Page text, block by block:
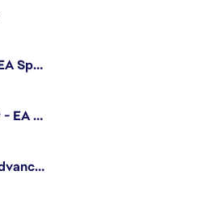
Machine Learning Engineer - EA Sports FC
Generalist Software Engineer - EA Sports FC
Senior Software Engineer - Advanced Technology Group